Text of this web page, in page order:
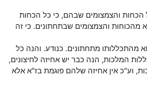
הכחות והצמצומים שבהם, כי כל הכחות
והצמצומים שבתחתונים. כי זה
מהתכללותו מתחתונים. כנודע. והנה כל
המלכות, הנה כבר יש אחיזה לחיצונים,
וע"כ אין אחיזה שלהם פוגמת בז"א אלא